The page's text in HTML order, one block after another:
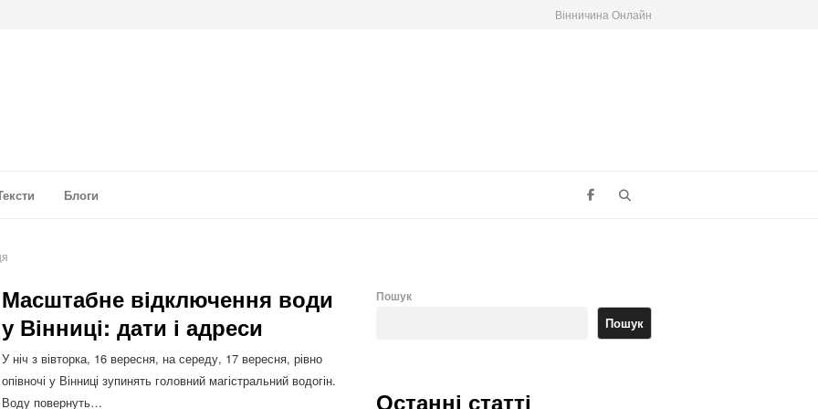
Вінничина Онлайн
Блоги
Масштабне відключення води
у Вінниці: дати і адреси
У ніч з вівторка, 16 вересня, на середу, 17 вересня, рівно
опівночі у Вінниці зупинять головний магістральний водогін.
Воду повернуть…
Пошук
Пошук
Останні статті